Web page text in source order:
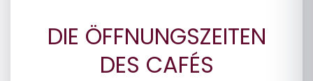
DIE ÖFFNUNGSZEITEN
DES CAFÉS